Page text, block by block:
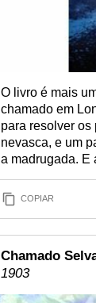
O livro é mais
chamado em
para resolver os
nevasca, e um
a madrugada. E
COPIAR
Chamado
1903